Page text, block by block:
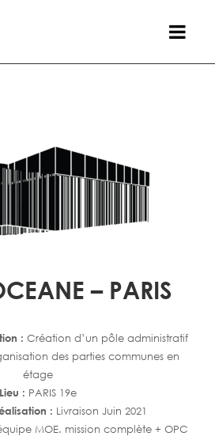
– PARIS
: Création d’un pôle administratif
des parties communes en
étage
Lieu : PARIS 19e
: Livraison Juin 2021
MOE. mission complète + OPC